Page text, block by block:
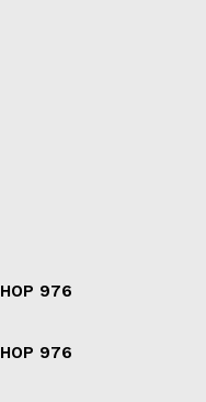
976
976